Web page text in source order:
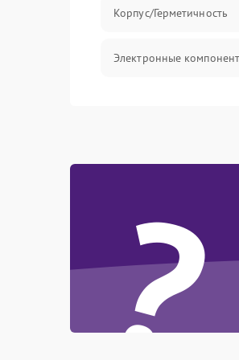
Корпус/Герметичность
Электронные
?